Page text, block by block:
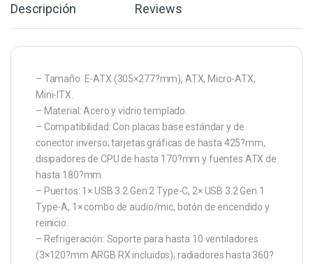
Descripción Reviews
– Tamaño: E-ATX (305×277?mm), ATX, Micro-ATX,
Mini-ITX.
– Material: Acero y vidrio templado.
– Compatibilidad: Con placas base estándar y de
conector inverso; tarjetas gráficas de hasta 425?mm,
disipadores de CPU de hasta 170?mm y fuentes ATX de
hasta 180?mm.
– Puertos: 1× USB 3.2 Gen 2 Type-C, 2× USB 3.2 Gen 1
Type-A, 1× combo de audio/mic, botón de encendido y
reinicio.
– Refrigeración: Soporte para hasta 10 ventiladores
(3×120?mm ARGB RX incluidos); radiadores hasta 360?